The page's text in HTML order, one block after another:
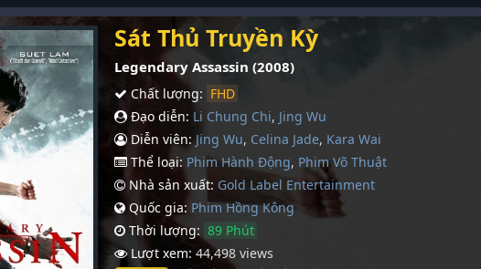
Sát Thủ Truyền Kỳ
Legendary Assassin (2008)
Chất lượng: FHD
Đạo diễn: Li Chung Chi, Jing Wu
Diễn viên: Jing Wu, Celina Jade, Kara Wai
Thể loại: Phim Hành Động, Phim Võ Thuật
Nhà sản xuất: Gold Label Entertainment
Quốc gia: Phim Hồng Kông
Thời lượng: 89 Phút
Lượt xem: 44,498 views